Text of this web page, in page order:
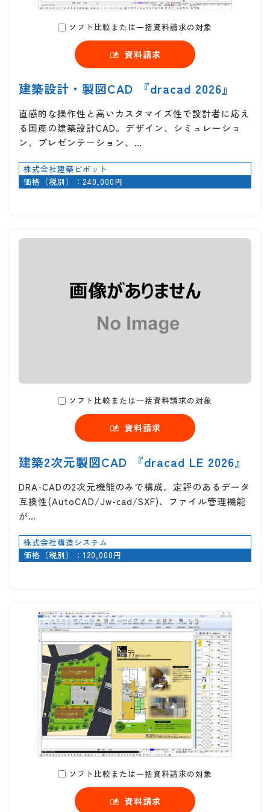
ソフト比較または一括資料請求の対象
資料請求
建築設計・製図CAD 『dracad 2026』
直感的な操作性と高いカスタマイズ性で設計者に応え
る国産の建築設計CAD。デザイン、シミュレーショ
ン、プレゼンテーション、…
株式会社建築ピボット
価格（税別）：240,000円
ソフト比較または一括資料請求の対象
資料請求
建築2次元製図CAD 『dracad LE 2026』
DRA-CADの2次元機能のみで構成。定評のあるデータ
互換性(AutoCAD/Jw-cad/SXF)、ファイル管理機能
が…
株式会社構造システム
価格（税別）：120,000円
ソフト比較または一括資料請求の対象
資料請求